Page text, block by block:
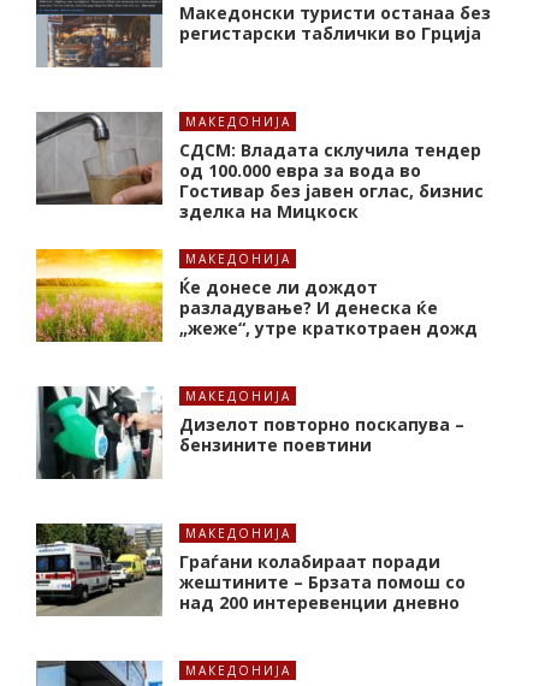
Македонски туристи останаа без
регистарски таблички во Грција
МАКЕДОНИЈА
СДСМ: Владата склучила тендер
од 100.000 евра за вода во
Гостивар без јавен оглас, бизнис
зделка на Мицкоск
МАКЕДОНИЈА
Ќе донесе ли дождот
разладување? И денеска ќе
„жеже“, утре краткотраен дожд
МАКЕДОНИЈА
Дизелот повторно поскапува –
бензините поевтини
МАКЕДОНИЈА
Граѓани колабираат поради
жештините – Брзата помош со
над 200 интеревенции дневно
МАКЕДОНИЈА